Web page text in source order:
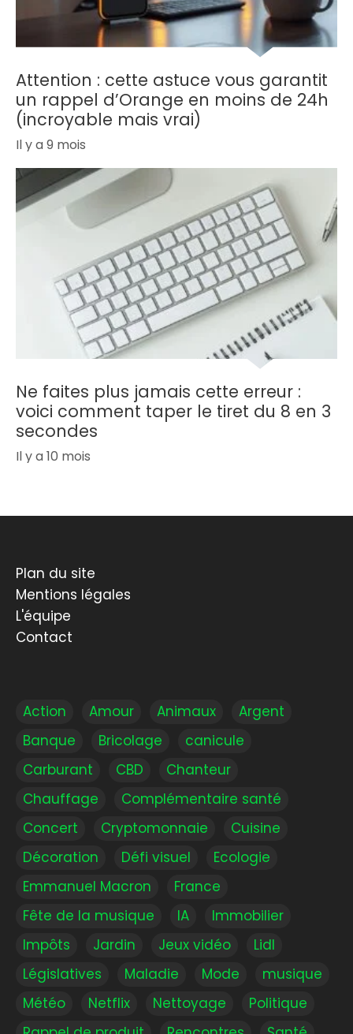
Attention : cette astuce vous garantit
un rappel d’Orange en moins de 24h
(incroyable mais vrai)
Il y a 9 mois
Ne faites plus jamais cette erreur :
voici comment taper le tiret du 8 en 3
secondes
Il y a 10 mois
Plan du site
Mentions légales
L'équipe
Contact
Action Amour Animaux
Argent
Banque
Bricolage
canicule
Carburant
CBD
Chanteur
Chauffage
Complémentaire santé
Concert
Cryptomonnaie
Cuisine
Décoration
Défi visuel
Ecologie
Emmanuel Macron
France
Fête de la musique
IA
Immobilier
Impôts
Jardin Jeux vidéo
Lidl
Législatives
Maladie Mode
musique
Météo
Netflix Nettoyage
Politique